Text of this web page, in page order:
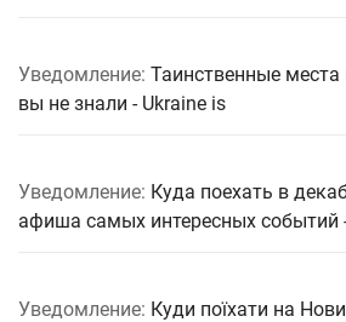
Уведомление: Таинственные
вы не знали - Ukraine is
Уведомление: Куда поехать в
афиша самых интересных событий
Уведомление: Куди поїхати на